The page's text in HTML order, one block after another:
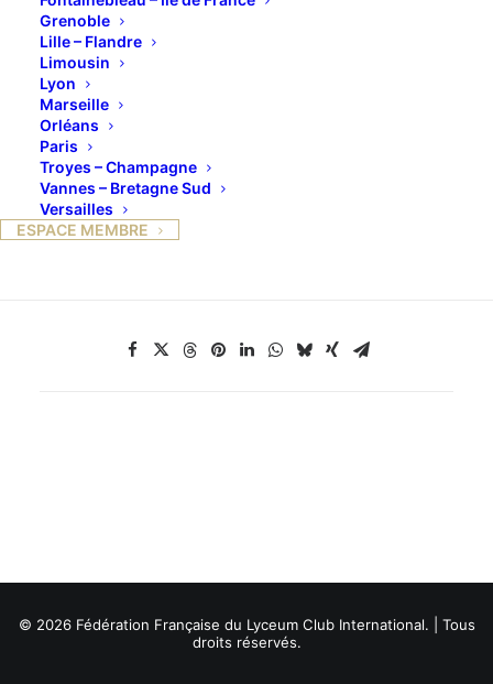
Grenoble
Lille – Flandre
Limousin
Lyon
Marseille
Orléans
Paris
Troyes – Champagne
Vannes – Bretagne Sud
Versailles
ESPACE MEMBRE
Comme chaque année à pareille époque nous
demandons aux Petites Soeurs des Pauvres de nous
accueillir dans leur superbe chapelle et nous
permettre de célébrer une messe à la mémoire de
nos amies lycéennes disparues.
© 2026 Fédération Française du Lyceum Club International. | Tous
droits réservés.